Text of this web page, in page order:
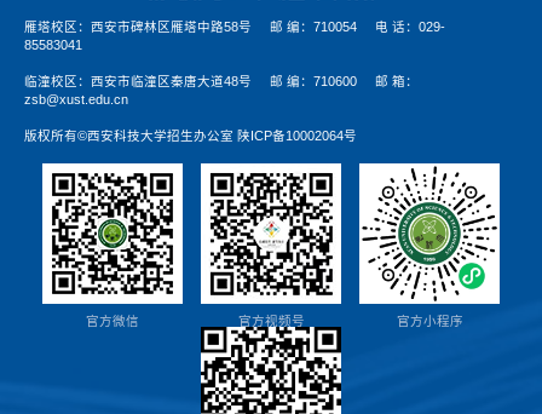
雁塔校区：西安市碑林区雁塔中路58号 邮 编：710054
电 话：029-
85583041
临潼校区：西安市临潼区秦唐大道48号 邮 编：710600
邮 箱：
zsb@xust.edu.cn
版权所有©西安科技大学招生办公室 陕ICP备10002064号
官方微信 官方视频号 官方小程序